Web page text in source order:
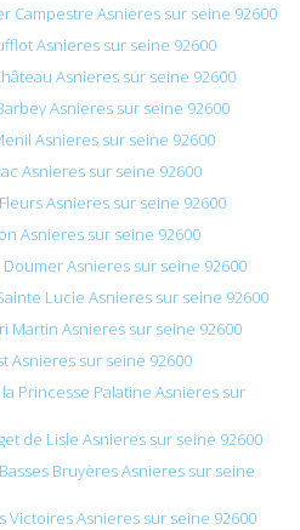
Campestre Asnieres sur seine 92600
Asnieres sur seine 92600
Asnieres sur seine 92600
Asnieres sur seine 92600
Asnieres sur seine 92600
Asnieres sur seine 92600
Asnieres sur seine 92600
Asnieres sur seine 92600
Asnieres sur seine 92600
Lucie Asnieres sur seine 92600
Martin Asnieres sur seine 92600
Asnieres sur seine 92600
Princesse Palatine Asnieres sur
de Lisle Asnieres sur seine 92600
Bruyères Asnieres sur seine
Victoires Asnieres sur seine 92600